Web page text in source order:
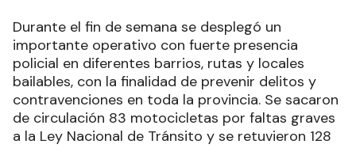
Durante el fin de semana se desplegó un
importante operativo con fuerte presencia
policial en diferentes barrios, rutas y locales
bailables, con la finalidad de prevenir delitos y
contravenciones en toda la provincia. Se sacaron
de circulación 83 motocicletas por faltas graves
a la Ley Nacional de Tránsito y se retuvieron 128